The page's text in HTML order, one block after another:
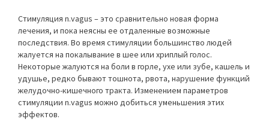
Стимуляция n.vagus – это сравнительно новая форма
лечения, и пока неясны ее отдаленные возможные
последствия. Во время стимуляции большинство людей
жалуется на покалывание в шее или хриплый голос.
Некоторые жалуются на боли в горле, ухе или зубе, кашель и
удушье, редко бывают тошнота, рвота, нарушение функций
желудочно-кишечного тракта. Изменением параметров
стимуляции n.vagus можно добиться уменьшения этих
эффектов.